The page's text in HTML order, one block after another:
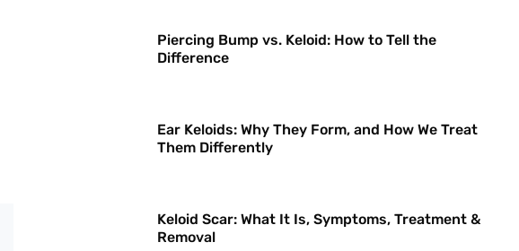
Piercing Bump vs. Keloid: How to Tell the
Difference
Ear Keloids: Why They Form, and How We Treat
Them Differently
Keloid Scar: What It Is, Symptoms, Treatment &
Removal